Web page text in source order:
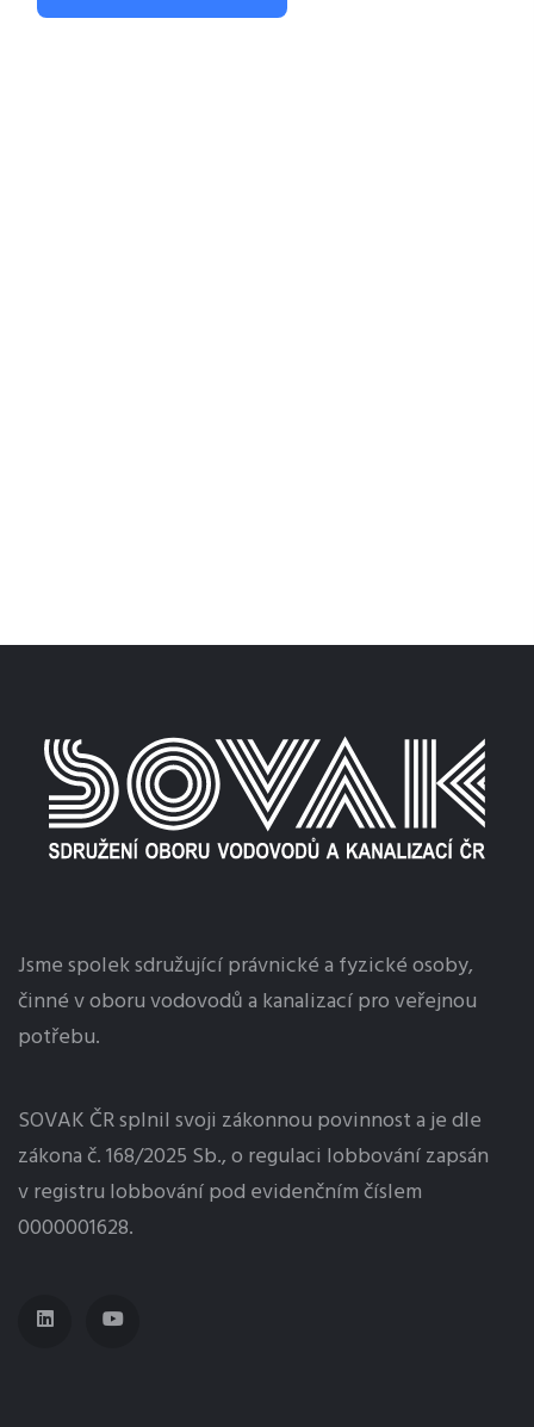
Jsme spolek sdružující právnické a fyzické osoby,
činné v oboru vodovodů a kanalizací pro veřejnou
potřebu.
SOVAK ČR splnil svoji zákonnou povinnost a je dle
zákona č. 168/2025 Sb., o regulaci lobbovánízapsán
v registru lobbování pod evidenčním číslem
0000001628.